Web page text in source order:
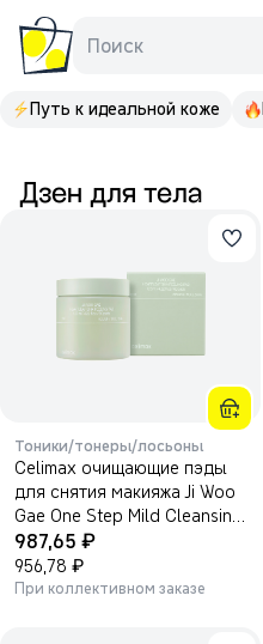
Поиск
Путь к идеальной коже
Дзен для тела
Тоники/тонеры/лосьоны
Celimax очищающие пэды
для снятия макияжа Ji Woo
Gae One Step Mild Cleansing
Pad 225мл.
987,65 ₽
956,78 ₽
При коллективном заказе